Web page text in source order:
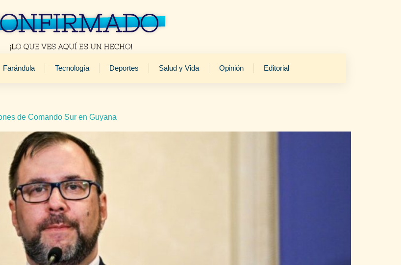
Farándula Tecnología Deportes Salud y Vida Opinión Editorial
de Comando Sur en Guyana